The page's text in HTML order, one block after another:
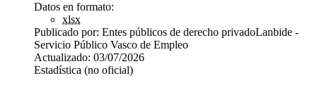
Datos en formato:
xlsx
Publicado por: Entes públicos de derecho privadoLanbide -
Servicio Público Vasco de Empleo
Actualizado: 03/07/2026
Estadística (no oficial)